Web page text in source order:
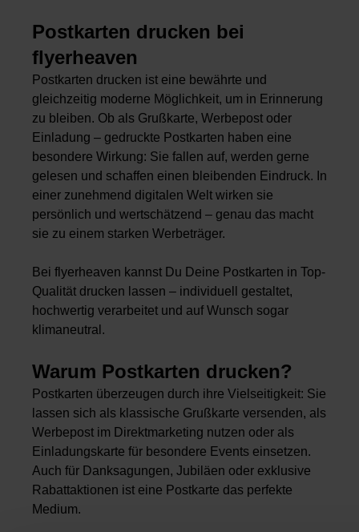
Postkarten drucken bei
flyerheaven
Postkarten drucken ist eine bewährte und
gleichzeitig moderne Möglichkeit, um in Erinnerung
zu bleiben. Ob als Grußkarte, Werbepost oder
Einladung – gedruckte Postkarten haben eine
besondere Wirkung: Sie fallen auf, werden gerne
gelesen und schaffen einen bleibenden Eindruck. In
einer zunehmend digitalen Welt wirken sie
persönlich und wertschätzend – genau das macht
sie zu einem starken Werbeträger.
Bei flyerheaven kannst Du Deine Postkarten in Top-
Qualität drucken lassen – individuell gestaltet,
hochwertig verarbeitet und auf Wunsch sogar
klimaneutral.
Warum Postkarten drucken?
Postkarten überzeugen durch ihre Vielseitigkeit: Sie
lassen sich als klassische Grußkarte versenden, als
Werbepost im Direktmarketing nutzen oder als
Einladungskarte für besondere Events einsetzen.
Auch für Danksagungen, Jubiläen oder exklusive
Rabattaktionen ist eine Postkarte das perfekte
Medium.